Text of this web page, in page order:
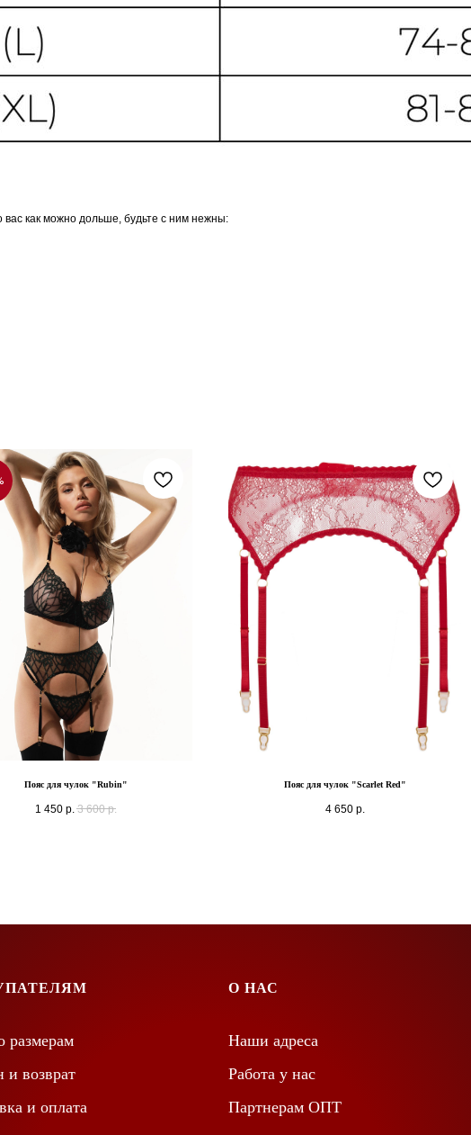
как можно дольше, будьте с ним нежны:
Пояс для чулок "Rubin"
1 450 р. 3 600 р.
Пояс для чулок "Scarlet Red"
4 650 р.
размерам
и возврат
и оплата
О НАС
Наши адреса
Работа у нас
Партнерам ОПТ